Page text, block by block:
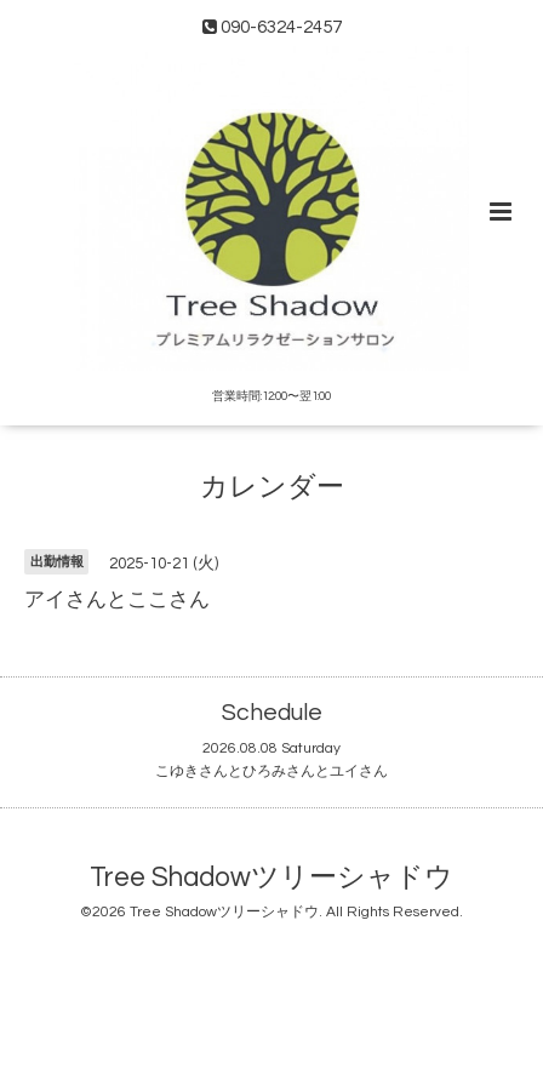
090-6324-2457
営業時間:12:00〜翌1:00
カレンダー
出勤情報 2025-10-21 (火)
アイさんとここさん
Schedule
2026.08.08 Saturday
こゆきさんとひろみさんとユイさん
Tree Shadowツリーシャドウ
©2026 Tree Shadowツリーシャドウ. All Rights Reserved.